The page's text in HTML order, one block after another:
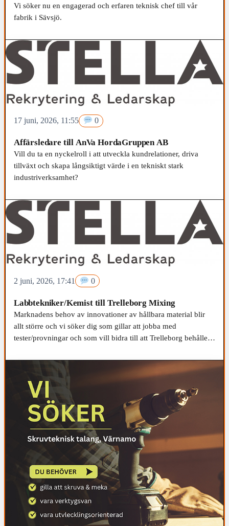
Vi söker nu en engagerad och erfaren teknisk chef till vår
fabrik i Sävsjö.
17 juni, 2026, 11:55 0
Affärsledare till AnVa HordaGruppen AB
Vill du ta en nyckelroll i att utveckla kundrelationer, driva
tillväxt och skapa långsiktigt värde i en tekniskt stark
industriverksamhet?
2 juni, 2026, 17:41 0
Labbtekniker/Kemist till Trelleborg Mixing
Marknadens behov av innovationer av hållbara material blir
allt större och vi söker dig som gillar att jobba med
tester/provningar och som vill bidra till att Trelleborg behåller
självklart bra, men rätt personlighet och driv är ännu viktigare,
vilket gör att vi är öppna även för dig som är i början av din
yrkeskarriär.